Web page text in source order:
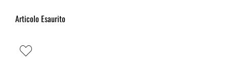
Articolo Esaurito